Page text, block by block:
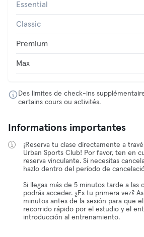
Essential
Classic
Premium
Max
Des limites de check-ins
certains cours ou activités.
Informations importantes
¡Reserva tu clase directamente a
Urban Sports Club! Por favor, ten en
reserva vinculante. Si necesitas
hazlo dentro del período de
Si llegas más de 5 minutos tarde a las
podrás acceder. ¿Es tu primera vez?
minutos antes de la sesión para que
recorrido rápido por el estudio y el
introducción al entrenamiento.